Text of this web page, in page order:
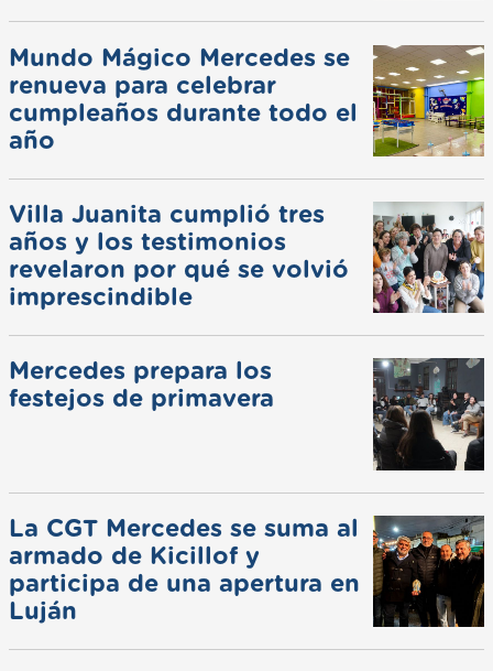
Mundo Mágico Mercedes se
renueva para celebrar
cumpleaños durante todo el
año
Villa Juanita cumplió tres
años y los testimonios
revelaron por qué se volvió
imprescindible
Mercedes prepara los
festejos de primavera
La CGT Mercedes se suma al
armado de Kicillof y
participa de una apertura en
Luján